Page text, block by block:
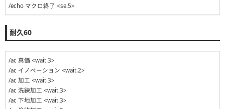
/echo マクロ終了 <se.5>
耐久60
/ac 真価 <wait.3>
/ac イノベーション <wait.2>
/ac 加工 <wait.3>
/ac 洗練加工 <wait.3>
/ac 下地加工 <wait.3>